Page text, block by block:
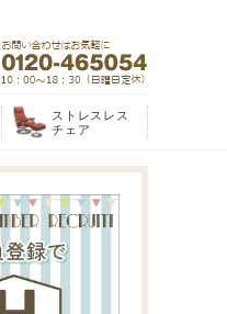
ストレスレス
チェア